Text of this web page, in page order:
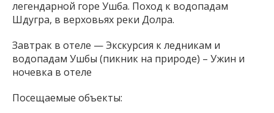
легендарной горе Ушба. Поход к водопадам
Шдугра, в верховьях реки Долра.
Завтрак в отеле — Экскурсия к ледникам и
водопадам Ушбы (пикник на природе) – Ужин и
ночевка в отеле
Посещаемые объекты: